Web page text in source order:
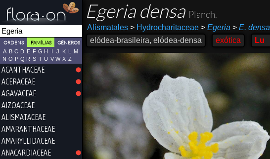
ORDENS FAMÍLIAS GÉNEROS
A B C D E F G H I J K L
M
N O P Q R S T U V W X Z
ACANTHACEAE
ACERACEAE
AGAVACEAE
AIZOACEAE
ALISMATACEAE
AMARANTHACEAE
AMARYLLIDACEAE
ANACARDIACEAE
Egeria densa Planch.
Alismatales >Hydrocharitaceae > Egeria > E. densa
elódea-brasileira, elódea-densa
exótica Lu